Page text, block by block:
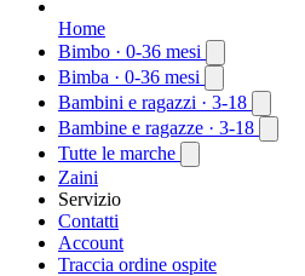
Home
Bimbo · 0-36 mesi
Bimba · 0-36 mesi
Bambini e ragazzi · 3-18
Bambine e ragazze · 3-18
Tutte le marche
Zaini
Servizio
Contatti
Account
Traccia ordine ospite